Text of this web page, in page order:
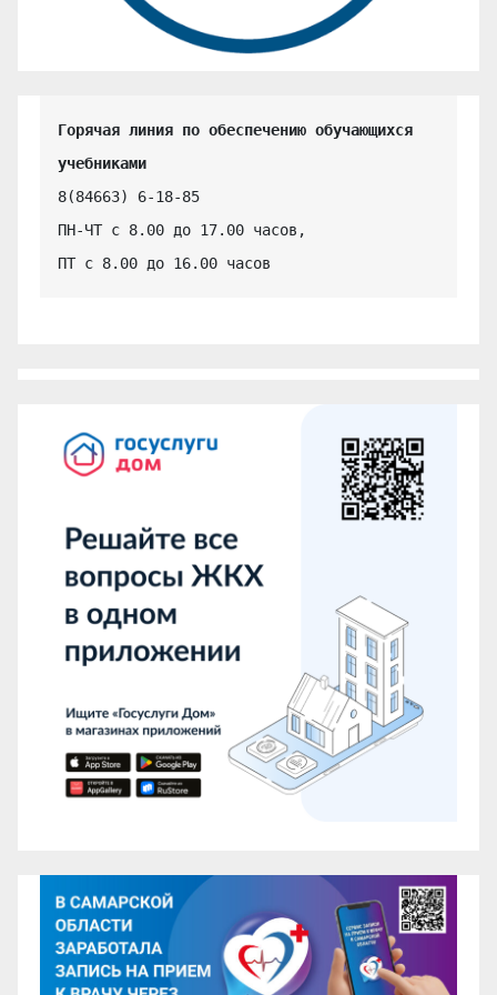
Горячая линия по обеспечению обучающихся
учебниками
8(84663) 6-18-85
ПН-ЧТ с 8.00 до 17.00 часов,
ПТ с 8.00 до 16.00 часов